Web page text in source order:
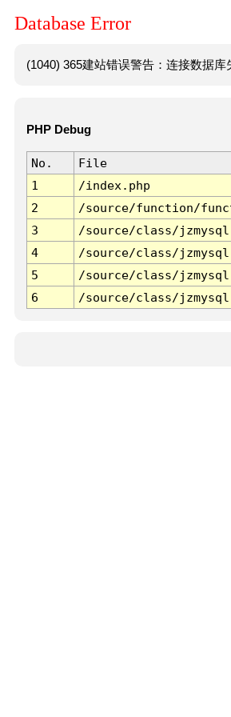
Database Error
(1040) 365建站错误警告：连接数据
PHP Debug
No. File
1
/index.php
2
/source/function/
3
/source/class/
4
/source/class/
5
/source/class/
6
/source/class/